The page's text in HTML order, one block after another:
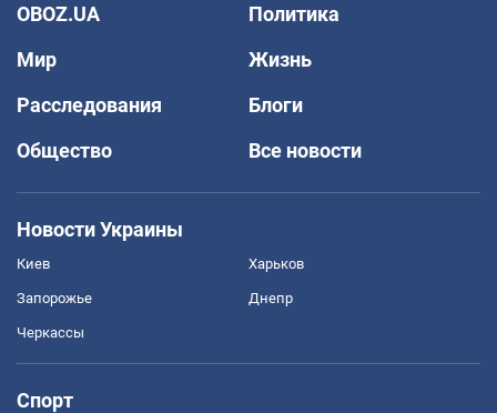
OBOZ.UA
Политика
Мир
Жизнь
Расследования
Блоги
Общество
Все новости
Новости Украины
Киев Харьков
Запорожье Днепр
Черкассы
Спорт